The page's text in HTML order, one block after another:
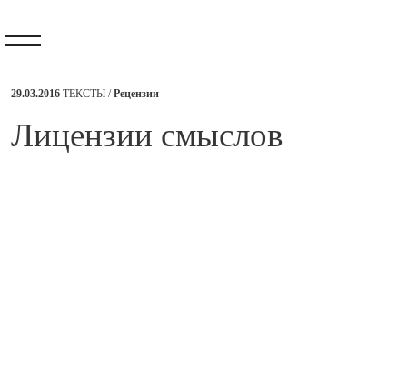
29.03.2016 ТЕКСТЫ /Рецензии
​Лицензии смыслов